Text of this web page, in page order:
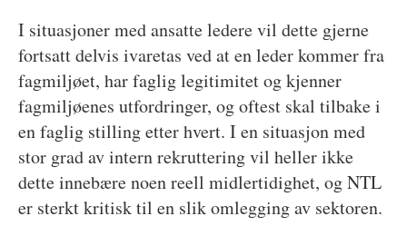
I situasjoner med ansatte ledere vil dette gjerne
fortsatt delvis ivaretas ved at en leder kommer fra
fagmiljøet, har faglig legitimitet og kjenner
fagmiljøenes utfordringer, og oftest skal tilbake i
en faglig stilling etter hvert. I en situasjon med
stor grad av intern rekruttering vil heller ikke
dette innebære noen reell midlertidighet, og NTL
er sterkt kritisk til en slik omlegging av sektoren.